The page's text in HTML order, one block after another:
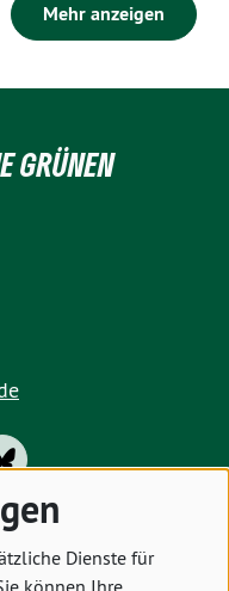
Mehr anzeigen
GRÜNEN
Dienste für
können Ihre